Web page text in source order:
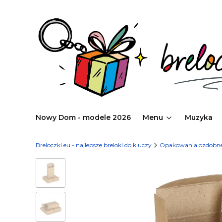
Nowy Dom - modele 2026 Menu Muzyka
Breloczki.eu - najlepsze breloki do kluczy Opakowania